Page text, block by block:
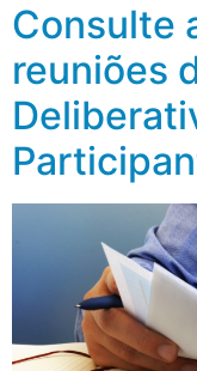
Consulte
reuniões